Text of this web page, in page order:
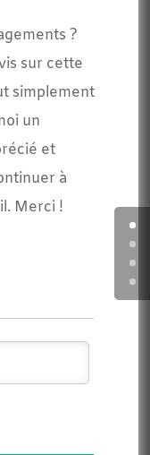
?
sur cette
simplement
un
et
à
Merci !